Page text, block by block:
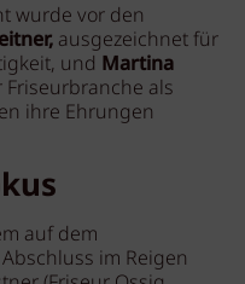
wurde vor den
ausgezeichnet für
und Martina
Friseurbranche als
ihre Ehrungen
auf dem
im Reigen